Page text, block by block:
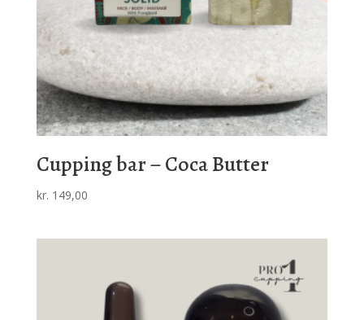
Cupping bar – Coca Butter
kr. 149,00